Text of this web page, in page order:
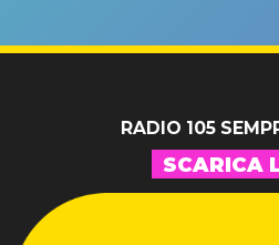
RADIO 105
SCARICA